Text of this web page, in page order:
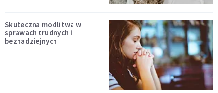
Skuteczna modlitwa w
sprawach trudnych i
beznadziejnych